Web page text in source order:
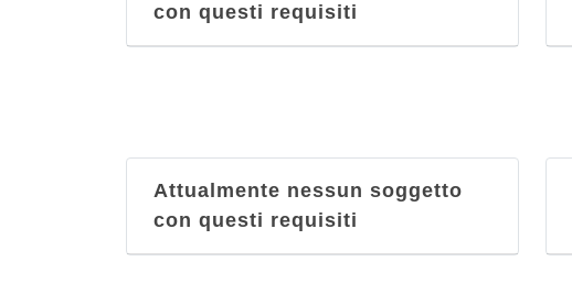
con questi requisiti
Attualmente nessun soggetto
con questi requisiti